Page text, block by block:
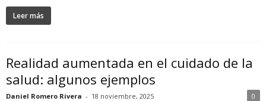
Leer más
Realidad aumentada en el cuidado de la
salud: algunos ejemplos
Daniel Romero Rivera - 18 noviembre, 2025 0